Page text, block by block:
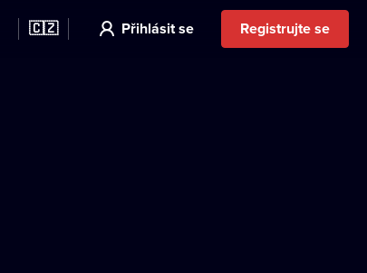
🇨🇿 Přihlásit se Registrujte se